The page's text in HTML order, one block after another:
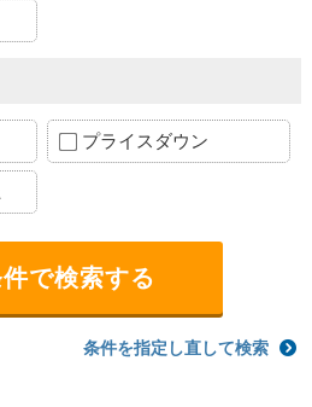
プライスダウン
条件を指定し直して検索